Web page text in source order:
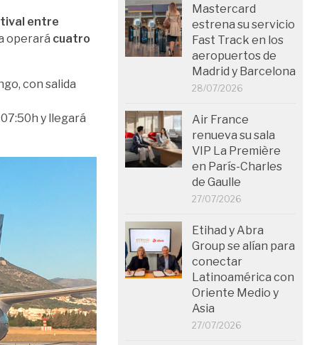
entre
operará cuatro
con salida
y llegará
Mastercard
estrena su servicio
Fast Track en los
aeropuertos de
Madrid y Barcelona
28/07/2026
Air France
renueva su sala
VIP La Première
en París-Charles
de Gaulle
27/07/2026
Etihad y Abra
Group se alían para
conectar
Latinoamérica con
Oriente Medio y
Asia
27/07/2026